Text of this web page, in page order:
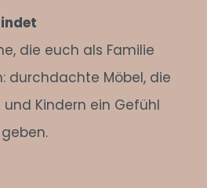
die euch als Familie
durchdachte Möbel, die
Kindern ein Gefühl